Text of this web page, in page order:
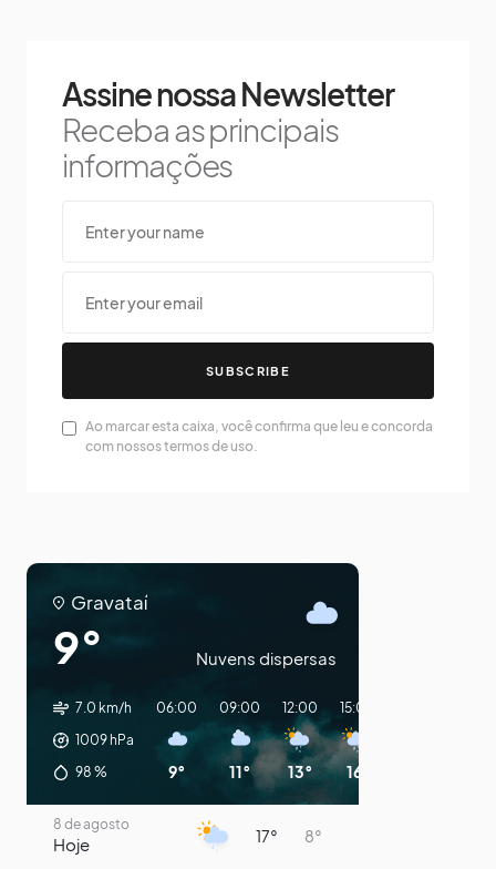
Assine nossa Newsletter
Receba as principais
informações
SUBSCRIBE
Ao marcar esta caixa, você confirma que leu e concorda
com nossos termos de uso.
Gravataí
9° Nuvens dispersas
7.0 km/h
1009 hPa
98 %
06:00
9°
09:00
11°
12:00
13°
15:00
16°
8 de agosto
Hoje 17° 8°